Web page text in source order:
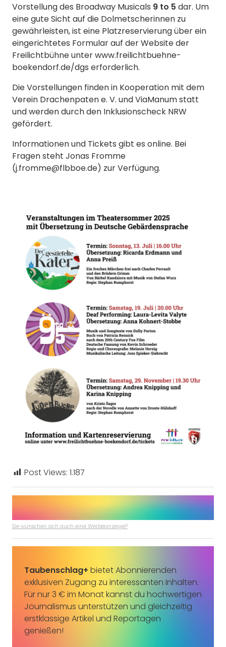
Vorstellung des Broadway Musicals 9 to 5 dar. Um
eine gute Sicht auf die Dolmetscherinnen zu
gewährleisten, ist eine Platzreservierung über ein
eingerichtetes Formular auf der Website der
Freilichtbühne unter www.freilichtbuehne-
boekendorf.de/dgs erforderlich.
Die Vorstellungen finden in Kooperation mit dem
Verein Drachenpaten e. V. und ViaManum statt
und werden durch den Inklusionscheck NRW
gefördert.
Informationen und Tickets gibt es online. Bei
Fragen steht Jonas Fromme
(j.fromme@flbboe.de) zur Verfügung.
Post Views: 1.187
Sie wünschen sich auch eine Werbeanzeige?
Taubenschlag+ bietet Abonnierenden
exklusiven Zugang zu interessanten Inhalten.
Für nur 3 € im Monat kannst du hochwertigen
Journalismus unterstützen und gleichzeitig
erstklassige Artikel und Reportagen
genießen!